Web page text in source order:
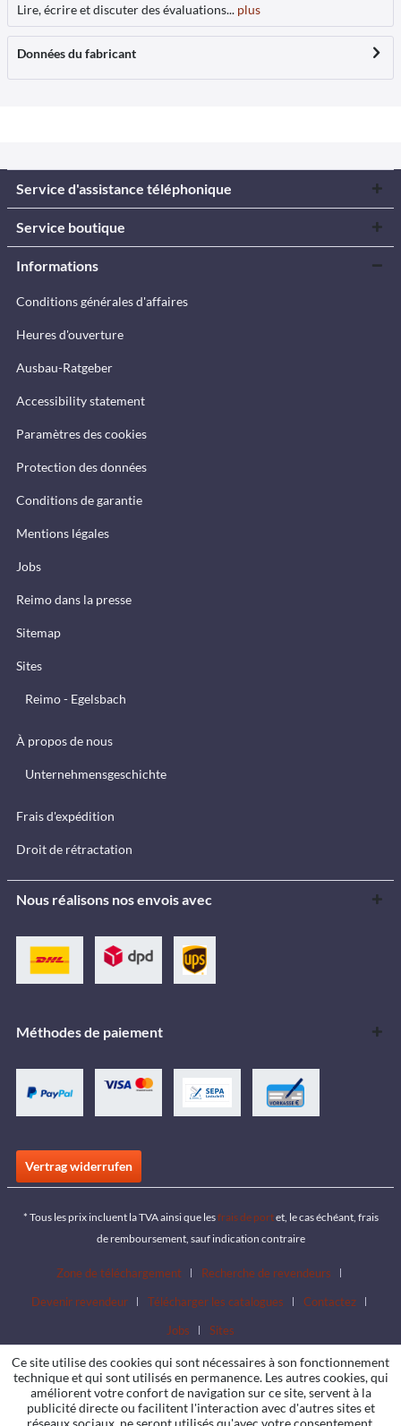
Lire, écrire et discuter des évaluations... plus
Données du fabricant
Service d'assistance téléphonique
Service boutique
Informations
Conditions générales d'affaires
Heures d'ouverture
Ausbau-Ratgeber
Accessibility statement
Paramètres des cookies
Protection des données
Conditions de garantie
Mentions légales
Jobs
Reimo dans la presse
Sitemap
Sites
Reimo - Egelsbach
À propos de nous
Unternehmensgeschichte
Frais d'expédition
Droit de rétractation
Nous réalisons nos envois avec
Méthodes de paiement
Vertrag widerrufen
* Tous les prix incluent la TVA ainsi que lesfrais de portet, le cas échéant, frais
de remboursement, sauf indication contraire
Zone de téléchargement
Recherche de revendeurs
Devenir revendeur
Télécharger les catalogues
Contactez
Jobs
Sites
Ce site utilise des cookies qui sont nécessaires à son fonctionnement
technique et qui sont utilisés en permanence. Les autres cookies, qui
améliorent votre confort de navigation sur ce site, servent à la
publicité directe ou facilitent l'interaction avec d'autres sites et
réseaux sociaux, ne seront utilisés qu'avec votre consentement.